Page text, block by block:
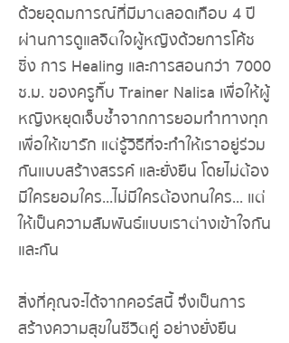
ด้วยอุดมการณ์ที่มีมาตลอดเกือบ 4 ปี
ผ่านการดูแลจิตใจผู้หญิงด้วยการโค้ช
ชิ่ง การ Healing และการสอนกว่า 7000
ช.ม. ของครูกิ๊บ Trainer Nalisa เพื่อให้ผู้
หญิงหยุดเจ็บช้ำจากการยอมทำทางทุก
เพื่อให้เขารัก แต่รู้วิธีที่จะทำให้เราอยู่ร่วม
กันแบบสร้างสรรค์ และยั่งยืน โดยไม่ต้อง
มีใครยอมใคร...​ไม่มีใครต้องทนใคร... แต่
ให้เป็นความสัมพันธ์แบบเราต่างเข้าใจกัน
และกัน
สิ่งที่คุณจะได้จากคอร์สนี้ จึงเป็นการ
สร้างความสุขในชีวิตคู่ อย่างยั่งยืน